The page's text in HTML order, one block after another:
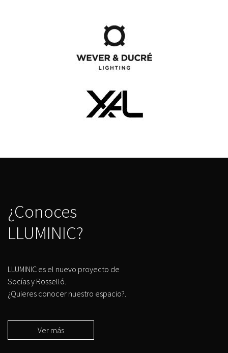
¿Conoces
LLUMINIC?
LLUMINIC es el nuevo proyecto de
Socías y Rosselló.
¿Quieres conocer nuestro espacio?.
Ver más